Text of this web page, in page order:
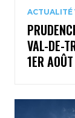
ACTUALITÉ
VAL-DE-
1ER AOÛT